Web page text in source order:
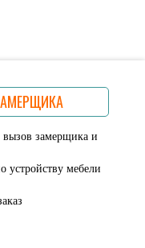
вызов замерщика и
устройству мебели